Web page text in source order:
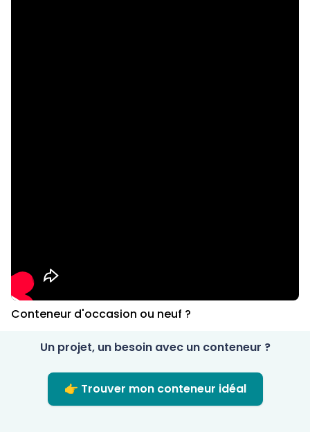
Conteneur d'occasion ou neuf ?
Un projet, un besoin avec un conteneur ?
👉 Trouver mon conteneur idéal